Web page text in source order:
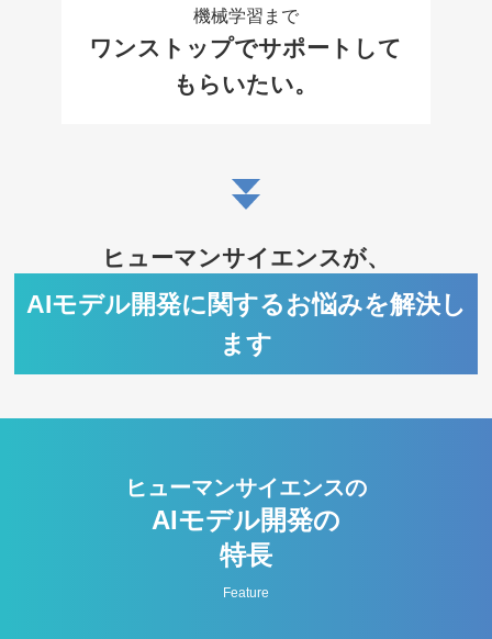
機械学習まで
ワンストップでサポートして
もらいたい。
ヒューマンサイエンスが、
AIモデル開発に関するお悩みを解決し
ます
ヒューマンサイエンスの
AIモデル開発の
特長
Feature